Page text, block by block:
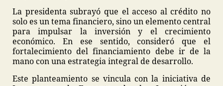
La presidenta subrayó que el acceso al crédito no
solo es un tema financiero, sino un elemento central
para impulsar la inversión y el crecimiento
económico. En ese sentido, consideró que el
fortalecimiento del financiamiento debe ir de la
mano con una estrategia integral de desarrollo.
Este planteamiento se vincula con la iniciativa de